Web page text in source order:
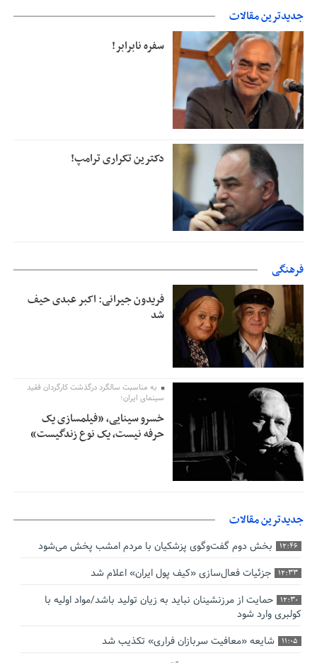
دفتر رهبر انقلاب: مطالب خارج از مراجع رسمی فاقد سندیت است
جدیدترین مقالات
سفره نابرابر!
دکترین تکراری ترامپ!
فرهنگی
فریدون جیرانی: اکبر عبدی حیف
شد
به مناسبت سالگرد درگذشت کارگردان فقید
سینمای ایران؛
خسرو سینایی، «فیلمسازی یک
حرفه نیست، یک نوع زندگیست»
جدیدترین مقالات
12:46 بخش دوم گفت‌وگوی پزشکیان با مردم امشب پخش می‌شود
12:33 جزئیات فعال‌سازی «کیف پول ایران» اعلام شد
12:30
حمایت از مرزنشینان نباید به زیان تولید باشد/مواد اولیه با
کولبری وارد شود
11:05 شایعه «معافیت سربازان فراری» تکذیب شد